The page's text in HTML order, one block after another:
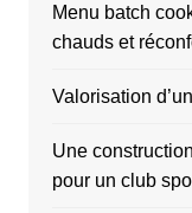
Menu batch
chauds et
Valorisation
Une
pour un club